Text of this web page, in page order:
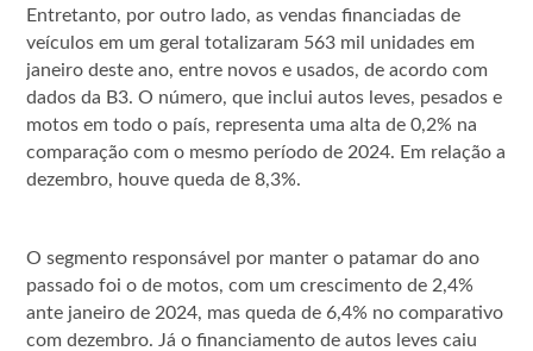
Entretanto, por outro lado, as vendas financiadas de
veículos em um geral totalizaram 563 mil unidades em
janeiro deste ano, entre novos e usados, de acordo com
dados da B3. O número, que inclui autos leves, pesados e
motos em todo o país, representa uma alta de 0,2% na
comparação com o mesmo período de 2024. Em relação a
dezembro, houve queda de 8,3%.
O segmento responsável por manter o patamar do ano
passado foi o de motos, com um crescimento de 2,4%
ante janeiro de 2024, mas queda de 6,4% no comparativo
com dezembro. Já o financiamento de autos leves caiu